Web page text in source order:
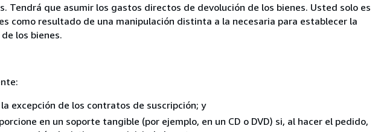
Tendrá que asumir los gastos directos de devolución de los bienes. Usted solo es
como resultado de una manipulación distinta a la necesaria para establecer la
los bienes.
excepción de los contratos de suscripción; y
en un soporte tangible (por ejemplo, en un CD o DVD) si, al hacer el pedido,